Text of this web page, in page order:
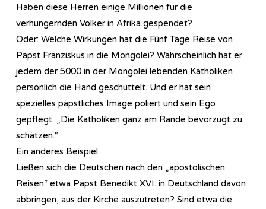
Haben diese Herren einige Millionen für die
verhungernden Völker in Afrika gespendet?
Oder: Welche Wirkungen hat die Fünf Tage Reise von
Papst Franziskus in die Mongolei? Wahrscheinlich hat er
jedem der 5000 in der Mongolei lebenden Katholiken
persönlich die Hand geschüttelt. Und er hat sein
spezielles päpstliches Image poliert und sein Ego
gepflegt: „Die Katholiken ganz am Rande bevorzugt zu
schätzen.“
Ein anderes Beispiel:
Ließen sich die Deutschen nach den „apostolischen
Reisen“ etwa Papst Benedikt XVI. in Deutschland davon
abbringen, aus der Kirche auszutreten? Sind etwa die